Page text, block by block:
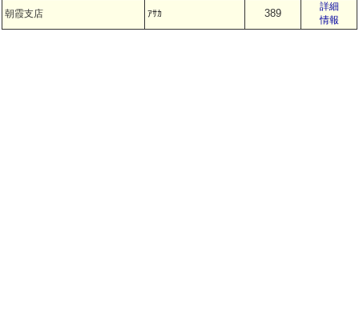
朝霞支店 ｱｻｶ 389
詳細
情報